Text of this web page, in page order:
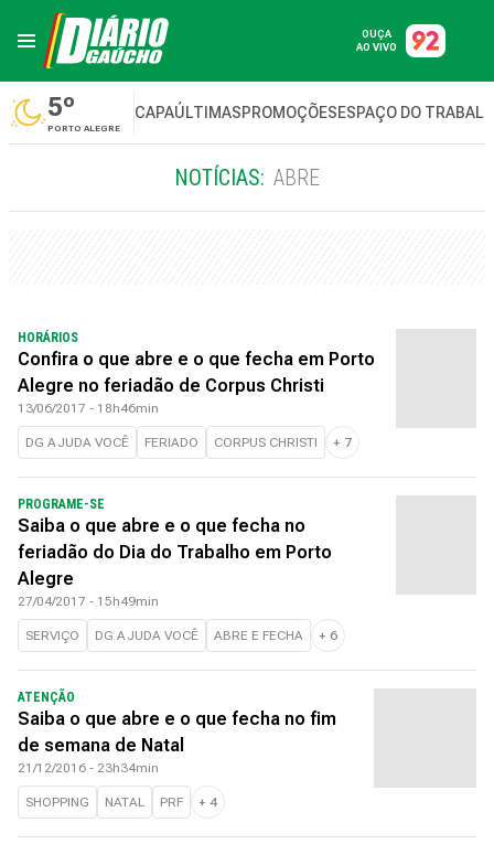
OUÇA
AO VIVO
5º
PORTO ALEGRE
CAPAÚLTIMASPROMOÇÕESESPAÇO DO
NOTÍCIAS: ABRE
HORÁRIOS
Confira o que abre e o que fecha em Porto
Alegre no feriadão de Corpus Christi
13/06/2017 - 18h46min
DG AJUDA VOCÊ FERIADO CORPUS CHRISTI + 7
PROGRAME-SE
Saiba o que abre e o que fecha no
feriadão do Dia do Trabalho em Porto
Alegre
27/04/2017 - 15h49min
SERVIÇO DG AJUDA VOCÊ ABRE E FECHA + 6
ATENÇÃO
Saiba o que abre e o que fecha no fim
de semana de Natal
21/12/2016 - 23h34min
SHOPPING NATAL PRF + 4